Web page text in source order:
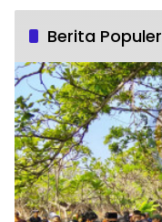
Berita Populer